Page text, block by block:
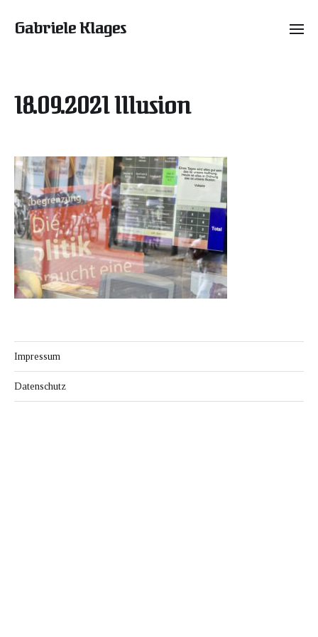
Gabriele Klages
18.09.2021 Illusion
Impressum
Datenschutz